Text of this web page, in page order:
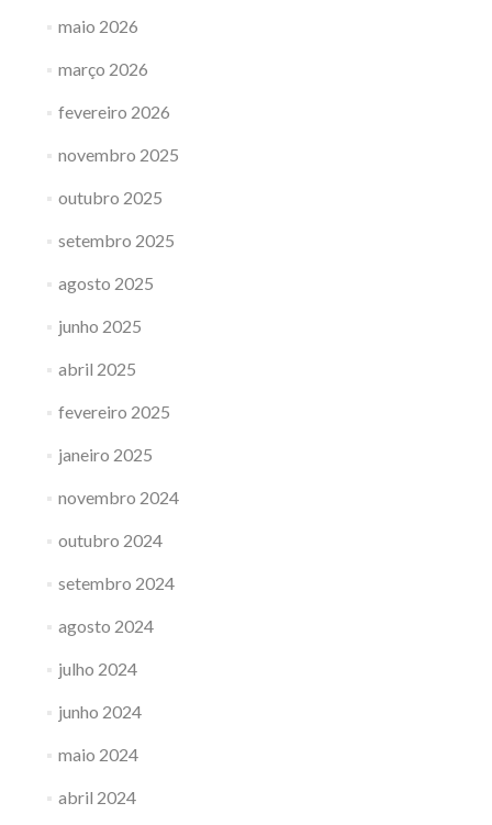
maio 2026
março 2026
fevereiro 2026
novembro 2025
outubro 2025
setembro 2025
agosto 2025
junho 2025
abril 2025
fevereiro 2025
janeiro 2025
novembro 2024
outubro 2024
setembro 2024
agosto 2024
julho 2024
junho 2024
maio 2024
abril 2024